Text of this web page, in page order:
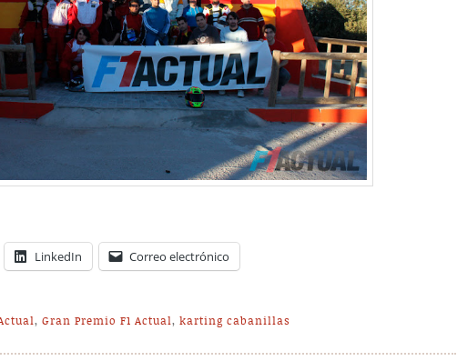
LinkedIn Correo electrónico
, Gran Premio F1 Actual, karting cabanillas